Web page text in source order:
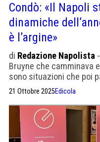
Condò: «Il Napoli
dinamiche
è l’argine»
di Redazione Napolista
Bruyne che camminava
sono situazioni che poi
21 Ottobre 2025Edicola